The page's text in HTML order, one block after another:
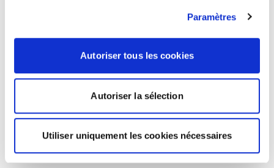
Paramètres
Autoriser tous les cookies
Autoriser la sélection
Utiliser uniquement les cookies nécessaires